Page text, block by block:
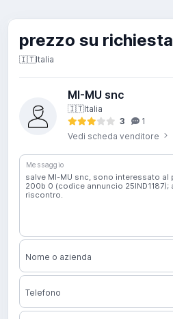
prezzo su richiesta
🇮🇹Italia
MI-MU snc
🇮🇹Italia
3
1
Vedi scheda venditore
Messaggio
Nome o azienda
Telefono